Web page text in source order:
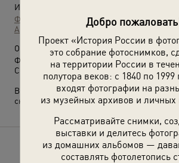
Добро
Проект «История России в
это собрание фотоснимков,
на территории России в
полутора веков: с 1840 по 1999
входят фотографии на
из музейных архивов и личных
Рассматривайте снимки,
выставки и делитесь
из домашних альбомов —
составлять фотолетопись
Источники:
Фотографии пользователей
Архив Александра Евгеньевича Архипова
О фотографии:
Фотография сделана британской
СССР в 1956 году.
Выставка
«Английские энергетики в
снимком.
Расскажите друзьям об